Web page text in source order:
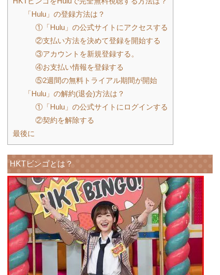
「Hulu」の登録方法は？
①「Hulu」の公式サイトにアクセスする
②支払い方法を決めて登録を開始する
③アカウントを新規登録する。
④お支払い情報を登録する
⑤2週間の無料トライアル期間が開始
「Hulu」の解約(退会)方法は？
①「Hulu」の公式サイトにログインする
②契約を解除する
最後に
HKTビンゴとは？